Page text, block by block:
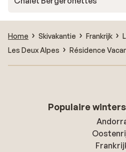
Home Skivakantie Frankrijk
Les Deux Alpes
Résidence
Populaire